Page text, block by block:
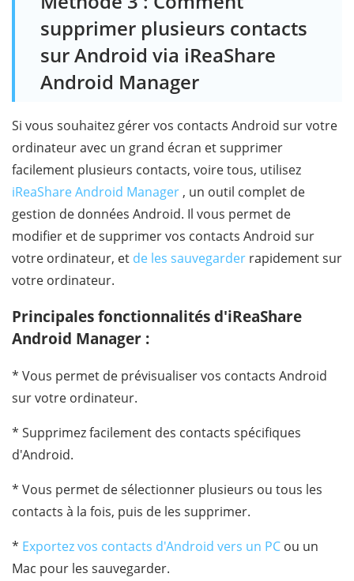
supprimer plusieurs contacts
sur Android via iReaShare
Android Manager
Si vous souhaitez gérer vos contacts Android sur votre
ordinateur avec un grand écran et supprimer
facilement plusieurs contacts, voire tous, utilisez
iReaShare Android Manager , un outil complet de
gestion de données Android. Il vous permet de
modifier et de supprimer vos contacts Android sur
votre ordinateur, et de les sauvegarder rapidement sur
votre ordinateur.
Principales fonctionnalités d'iReaShare
Android Manager :
* Vous permet de prévisualiser vos contacts Android
sur votre ordinateur.
* Supprimez facilement des contacts spécifiques
d'Android.
* Vous permet de sélectionner plusieurs ou tous les
contacts à la fois, puis de les supprimer.
* Exportez vos contacts d'Android vers un PC ou un
Mac pour les sauvegarder.